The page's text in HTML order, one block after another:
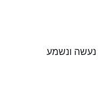
נעשה ונשמע